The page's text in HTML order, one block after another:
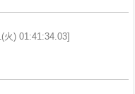
火) 01:41:34.03]